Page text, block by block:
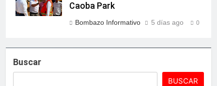
Caoba Park
Bombazo Informativo 5 días ago 0
Buscar
BUSCAR